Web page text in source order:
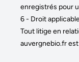
enregistrés pour
6 - Droit
Tout litige en
auvergnebio.fr